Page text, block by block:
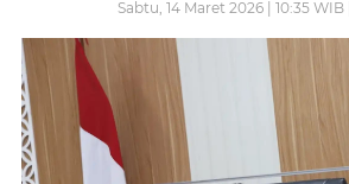
Sabtu, 14 Maret 2026 | 10:35 WIB |